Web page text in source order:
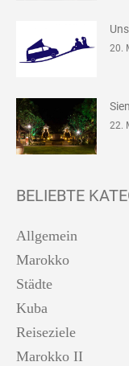
20.
22.
BELIEBTE
Allgemein
Marokko
Städte
Kuba
Reiseziele
Marokko II